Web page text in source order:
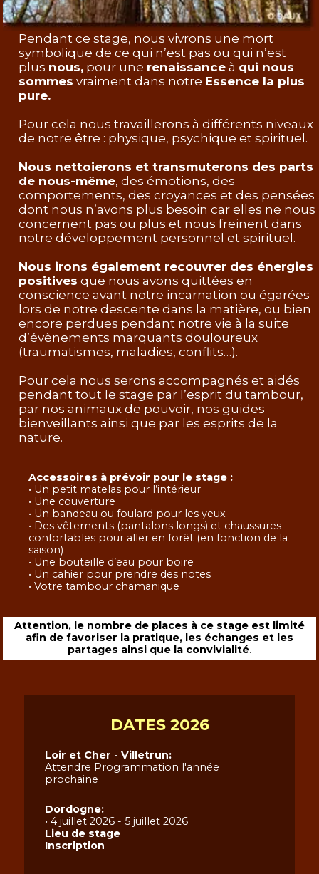
Pendant ce stage, nous vivrons une mort
symbolique de ce qui n’est pas ou qui n’est
plus nous, pour une renaissance à qui nous
sommes vraiment dans notre Essence la plus
pure.
Pour cela nous travaillerons à différents niveaux
de notre être : physique, psychique et spirituel.
Nous nettoierons et transmuterons des parts
de nous-même, des émotions, des
comportements, des croyances et des pensées
dont nous n’avons plus besoin car elles ne nous
concernent pas ou plus et nous freinent dans
notre développement personnel et spirituel.
Nous irons également recouvrer des énergies
positives que nous avons quittées en
conscience avant notre incarnation ou égarées
lors de notre descente dans la matière, ou bien
encore perdues pendant notre vie à la suite
d’évènements marquants douloureux
(traumatismes, maladies, conflits…).
Pour cela nous serons accompagnés et aidés
pendant tout le stage par l’esprit du tambour,
par nos animaux de pouvoir, nos guides
bienveillants ainsi que par les esprits de la
nature.
Accessoires à prévoir pour le stage :
• Un petit matelas pour l’intérieur
• Une couverture
• Un bandeau ou foulard pour les yeux
• Des vêtements (pantalons longs) et chaussures
confortables pour aller en forêt (en fonction de la
saison)
• Une bouteille d’eau pour boire
• Un cahier pour prendre des notes
• Votre tambour chamanique
Attention, le nombre de places à ce stage est limité
afin de favoriser la pratique, les échanges et les
partages ainsi que la convivialité.
DATES 2026
Loir et Cher - Villetrun:
Attendre Programmation l'année
prochaine
Dordogne:
• 4 juillet 2026 - 5 juillet 2026
Lieu de stage
Inscription